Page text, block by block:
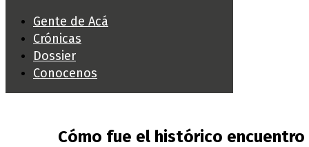
Gente de Acá
Crónicas
Dossier
Conocenos
Cómo fue el histórico